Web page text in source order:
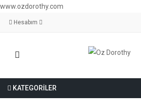
www.ozdorothy.com
Hesabım
KATEGORİLER